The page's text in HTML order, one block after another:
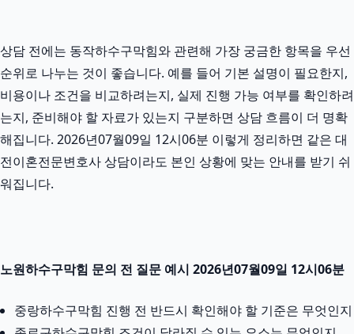
상담 전에는 동작하수구막힘와 관련해 가장 궁금한 항목을 우선
순위로 나누는 것이 좋습니다. 예를 들어 기본 설명이 필요한지,
비용이나 조건을 비교하려는지, 실제 진행 가능 여부를 확인하려
는지, 준비해야 할 자료가 있는지 구분하면 상담 흐름이 더 명확
해집니다. 2026년07월09일 12시06분 이렇게 정리하면 같은 대
전이혼전문변호사 상담이라도 본인 상황에 맞는 안내를 받기 쉬
워집니다.
노원하수구막힘 문의 전 질문 예시 2026년07월09일 12시06분
중랑하수구막힘 진행 전 반드시 확인해야 할 기준은 무엇인지